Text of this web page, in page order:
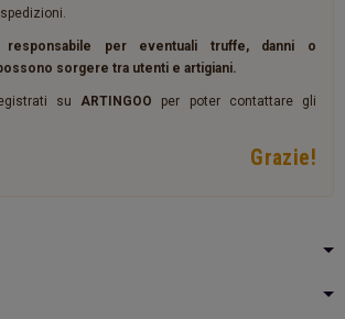
per eventuali truffe, danni o
sorgere tra utenti e artigiani.
su ARTINGOO per poter contattare gli
Grazie!